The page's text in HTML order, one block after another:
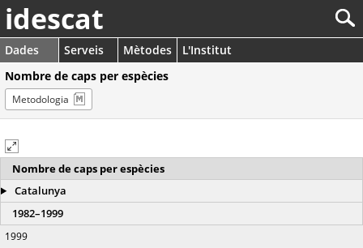
idescat
Dades Serveis Mètodes
L'Institut
Nombre de caps per espècies
Metodologia
Nombre de caps per espècies
Catalunya
1982–1999
1999